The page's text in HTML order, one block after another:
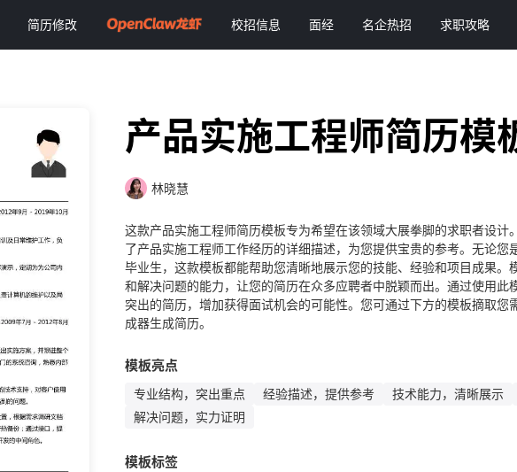
简历修改 校招信息 面经 名企热招 求职攻略
产品实施工程师简历模
林晓慧
这款产品实施工程师简历模板专为希望在该领域大展拳脚的求职者设
了产品实施工程师工作经历的详细描述，为您提供宝贵的参考。无论您
毕业生，这款模板都能帮助您清晰地展示您的技能、经验和项目成果。
和解决问题的能力，让您的简历在众多应聘者中脱颖而出。通过使用此
突出的简历，增加获得面试机会的可能性。您可通过下方的模板摘取您
成器生成简历。
模板亮点
专业结构，突出重点 经验描述，提供参考 技术能力，清晰展示
解决问题，实力证明
模板标签